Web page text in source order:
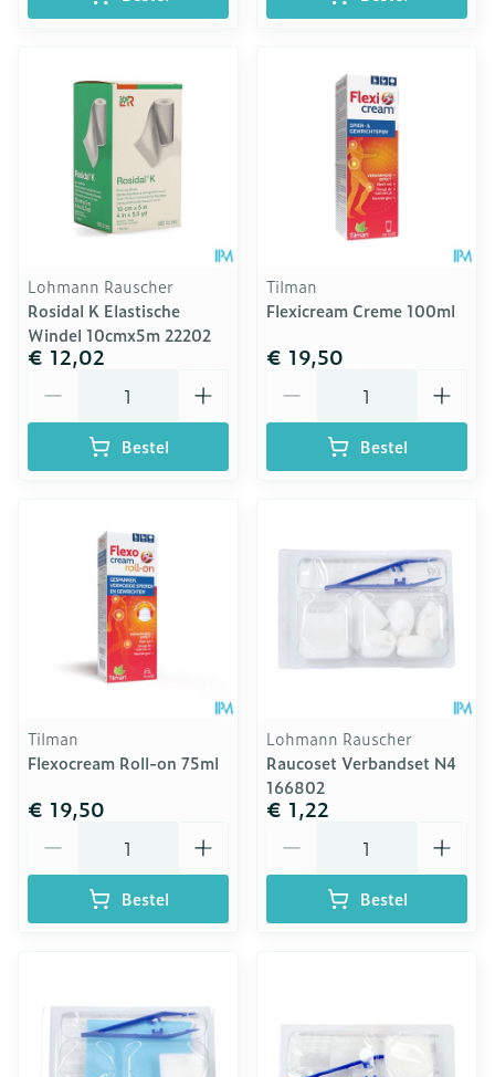
Lohmann Rauscher
Rosidal K Elastische
Windel 10cmx5m 22202
€ 12,02
Bestel
Tilman
Flexicream Creme 100ml
€ 19,50
Bestel
Tilman
Flexocream Roll-on 75ml
€ 19,50
Bestel
Lohmann Rauscher
Raucoset Verbandset N4
166802
€ 1,22
Bestel